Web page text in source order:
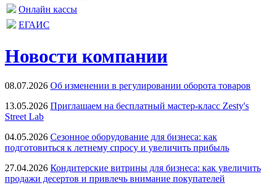
Онлайн кассы
ЕГАИС
Новости компании
08.07.2026 Об изменении в регулировании оборота товаров
13.05.2026 Приглашаем на бесплатный мастер-класс Zesty's
Street Lab
04.05.2026 Сезонное оборудование для бизнеса: как
подготовиться к летнему спросу и увеличить прибыль
27.04.2026 Кондитерские витрины для бизнеса: как увеличить
продажи десертов и привлечь внимание покупателей